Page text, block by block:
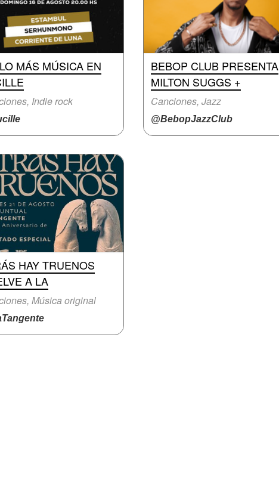
MÁS MÚSICA EN
Indie rock
BEBOP CLUB PRESENTA
MILTON SUGGS +
Canciones, Jazz
@BebopJazzClub
HAY TRUENOS
A LA
Música original